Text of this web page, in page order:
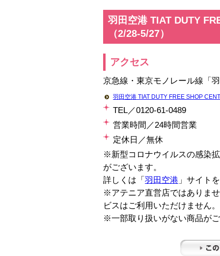
羽田空港 TIAT DUTY
（2/28-5/27）
アクセス
京急線・東京モノレール線「
羽田空港 TIAT DUTY FREE SHOP
TEL／0120‐61‐0489
営業時間／24時間営業
定休日／無休
※新型コロナウイルスの感染
がございます。
詳しくは「 羽田空港 」サイト
※アテニア直営店ではありま
ビスはご利用いただけません。
※一部取り扱いがない商品が